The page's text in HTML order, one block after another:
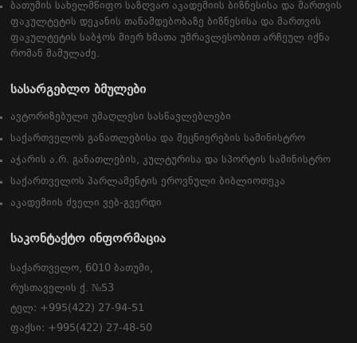
ბათუმის სახელმწიფო საზღვაო აკადემიის ბიზნესისა და მართვის
ფაკულტეტის დეკანის თანამდებობაზე ბიზნესისა და მართვის
ფაკულტეტის საბჭოს მიერ ხმათა უმრავლესობით არჩეულ იქნა
რომან მამულაძე.
სასარგებლო ბმულები
ავტორიზებული უმაღლესი სასწავლებლები
საქართველოს განათლებისა და მეცნიერების სამინისტრო
აჭარის ა.რ. განათლების, კულტურისა და სპორტის სამინისტრო
საქართველოს პარლამენტის ეროვნული ბიბლიოთეკა
აკადემიის ძველი ვებ-გვერდი
საკონტაქტო ინფორმაცია
საქართველო, 6010 ბათუმი,
რუსთაველის ქ. №53
ტელ: +995(422) 27-94-51
ფაქსი: +995(422) 27-48-50